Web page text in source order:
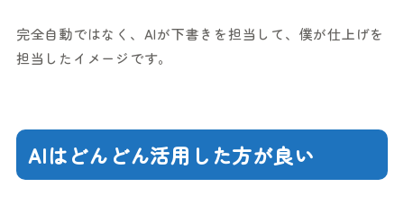
完全自動ではなく、AIが下書きを担当して、僕が仕上げを
担当したイメージです。
AIはどんどん活用した方が良い